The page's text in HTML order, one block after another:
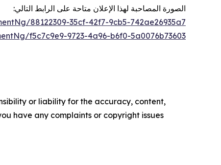
الصورة المصاحبة لهذا الإعلان متاحة على الرابط التالي:
88122309-35cf-42f7-9cb5-742ae26935a7
f5c7c9e9-9723-4a96-b6f0-5a0076b73603
or liability for the accuracy, content,
have any complaints or copyright issues